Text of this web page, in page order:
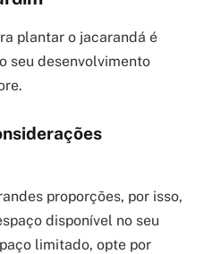
plantar o jacarandá é
seu desenvolvimento
proporções, por isso,
disponível no seu
limitado, opte por